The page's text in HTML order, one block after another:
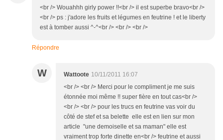
<br /> Wouahhh girly power !!<br /> il est superbe bravo<br />
<br /> ps : j'adore les fruits et légumes en feutrine ! et le liberty
est à tomber aussi ^-^<br /> <br /> <br />
Répondre
W Wattoote 10/11/2011 16:07
<br /> <br /> Merci pour le compliment je me suis
étonnée moi même !! super fière en tout cas<br />
<br /> <br /> pour les trucs en feutrine vas voir du
côté de stef et sa belette elle est en lien sur mon
article "une demoiselle et sa maman" elle est
vraiment trop forte dinette en<br /> feutrine et aussi